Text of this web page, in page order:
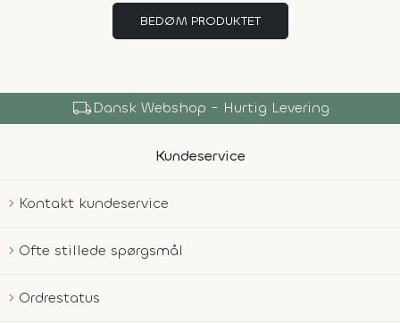
BEDØM PRODUKTET
- Hurtig Levering
Kundeservice
Kontakt kundeservice
Ofte stillede spørgsmål
Ordrestatus